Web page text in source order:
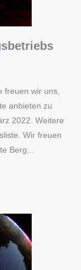
freuen wir uns,
anbieten zu
2022. Weitere
Wir freuen
Berg...